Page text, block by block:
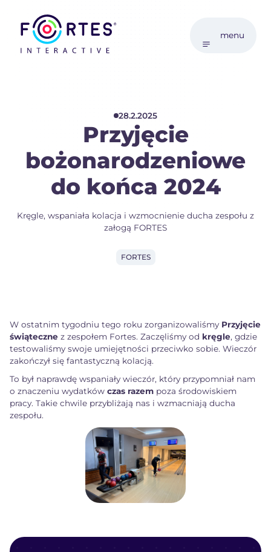
menu
28.2.2025
Przyjęcie
bożonarodzeniowe
do końca 2024
Kręgle, wspaniała kolacja i wzmocnienie ducha zespołu z
załogą FORTES
FORTES
W ostatnim tygodniu tego roku zorganizowaliśmy Przyjęcie
świąteczne z zespołem Fortes. Zaczęliśmy od kręgle, gdzie
testowaliśmy swoje umiejętności przeciwko sobie. Wieczór
zakończył się fantastyczną kolacją.
To był naprawdę wspaniały wieczór, który przypomniał nam
o znaczeniu wydatków czas razem poza środowiskiem
pracy. Takie chwile przybliżają nas i wzmacniają ducha
zespołu.